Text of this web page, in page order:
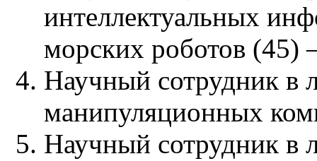
интеллектуальных
морских роботов (45)
Научный сотрудник в
манипуляционных
Научный сотрудник в